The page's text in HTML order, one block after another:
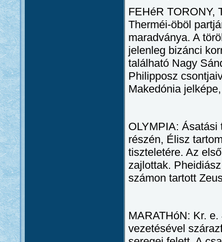
FEHéR TORONY,
Therméi-öböl
maradványa. A
jelenleg bizánci
található Nagy
Philipposz
Makedónia
OLYMPIA: Ásatási
részén, Élisz
tiszteletére. Az
zajlottak.
számon tartott
MARATHóN: Kr.
vezetésével